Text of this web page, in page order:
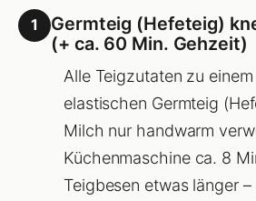
1
Germteig (Hefeteig)
(+ ca. 60 Min. Gehzeit)
Alle Teigzutaten zu
elastischen Germteig
Milch nur handwarm
Küchenmaschine ca. 8
Teigbesen etwas länger